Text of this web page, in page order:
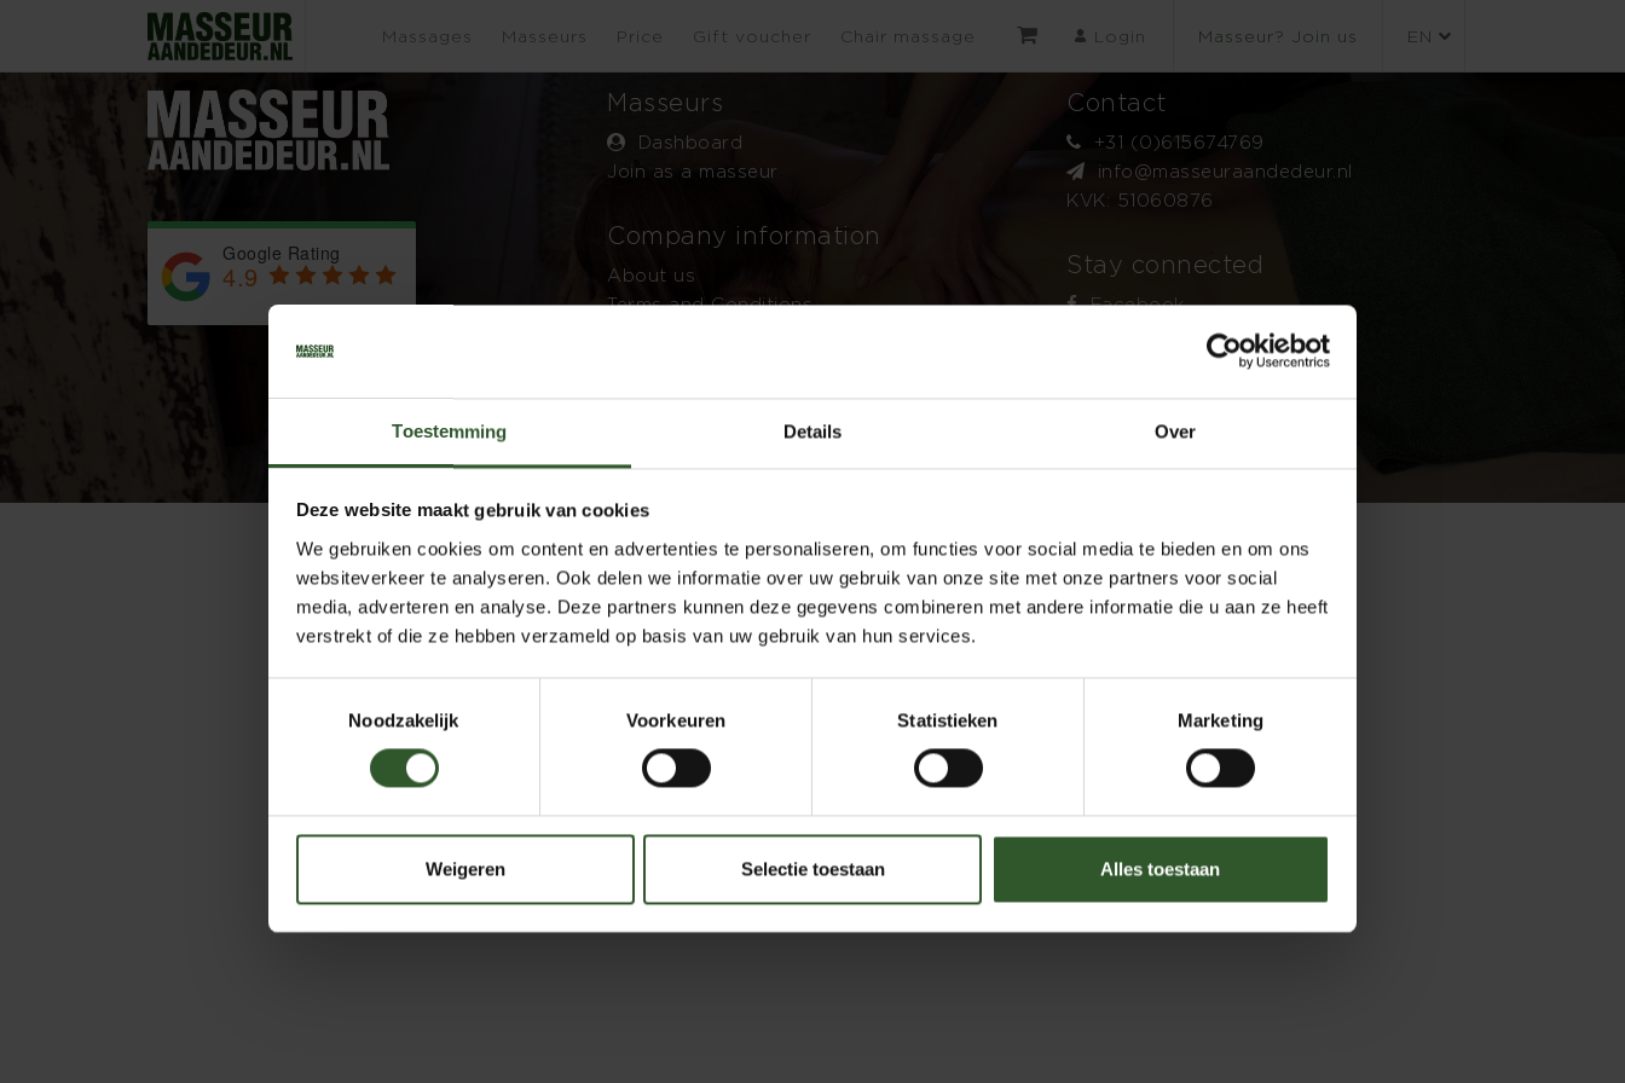
Toestemming Details Over
Deze website maakt gebruik van cookies
We gebruiken cookies om content en advertenties te personaliseren, om functies voor social media te bieden en om ons
websiteverkeer te analyseren. Ook delen we informatie over uw gebruik van onze site met onze partners voor social
media, adverteren en analyse. Deze partners kunnen deze gegevens combineren met andere informatie die u aan ze heeft
verstrekt of die ze hebben verzameld op basis van uw gebruik van hun services.
Noodzakelijk
Voorkeuren Statistieken Marketing
Weigeren Selectie toestaan Alles toestaan
Massages Masseurs Price Gift voucher Chair massage Login Masseur? Join us EN
Google Rating
4.9
Based on 743 reviews
byTrust.Reviews
Masseurs
Dashboard
Join as a masseur
Company information
About us
Terms and Conditions
Contact
+31 (0)615674769
info@masseuraandedeur.nl
KVK: 51060876
Stay connected
Facebook